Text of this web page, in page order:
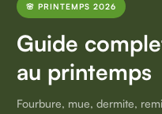
🌸 PRINTEMPS 2026
Guide
au printemps
Fourbure, mue, dermite,